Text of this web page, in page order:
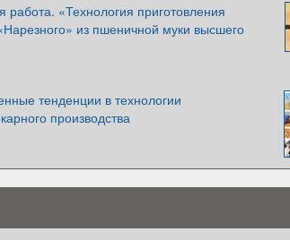
работа. «Технология приготовления
из пшеничной муки высшего
тенденции в технологии
производства